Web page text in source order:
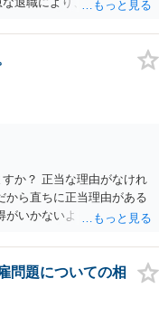
データと、これまでのタイ
を問題にすることになるで
しい時間がわからないとい
のようにおこなえばよい
手と協議して詰めればよ
は早急には返事をせずに
がよいでしょう。 また、
できますでしょうか？ 法
協議でも問題にできそう
また、返還請求も損害賠償
だとは思います。
か？ 正当な理由がなけれ
から直ちに正当理由がある
がいかないようであれば、
問題についての相